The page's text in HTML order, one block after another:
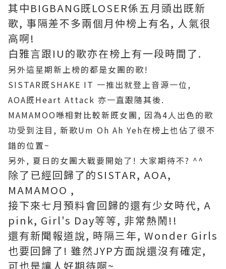
其中BIGBANG既LOSER係五月頭出既新
歌, 事隔差不多兩個月仲榜上有名, 人氣很
高啊!
白雅言跟IU的歌亦在榜上有一段時間了.
另外這星期新上榜的都是女團的歌!
SISTAR既SHAKE IT 一推出就登上音源一位,
AOA既Heart Attack 亦一直跟隨其後.
MAMAMOO喺相對比較新既女團, 因為4人出色的歌
功受到注目, 新歌Um Oh Ah Yeh在榜上也佔了很不
錯的位置~
另外, 夏日的女團大戰要開始了! 大家期待不? ^^
除了已經回歸了的SISTAR, AOA,
MAMAMOO ,
接下來七月預料會回歸的還有少女時代, A
pink, Girl's Day等等, 非常熱鬧!!
還有新聞報道說, 時隔三年, Wonder Girls
也要回歸了! 雖然JYP方面說還沒有確定,
可也是讓人好期待啊~